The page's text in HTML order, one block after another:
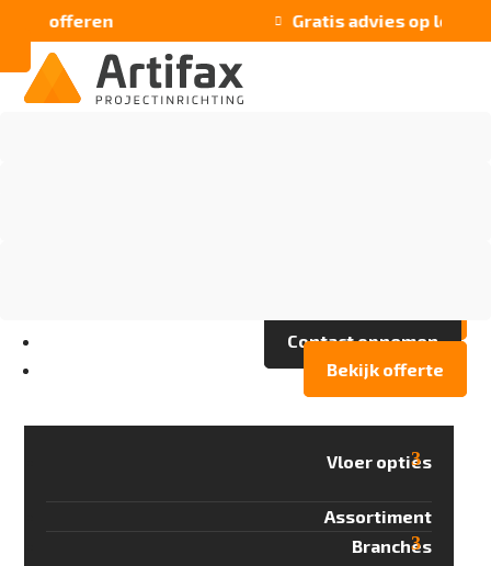
Gratis advies op locatie
Contact opnemen
Bekijk offerte
Vloer opties
Assortiment
Branches